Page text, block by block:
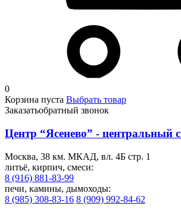
0
Корзина пуста Выбрать товар
Заказатьобратный звонок
Центр “Ясенево” - центральный
Москва, 38 км. МКАД, вл. 4Б стр. 1
литьё, кирпич, смеси:
8 (916) 881-83-99
печи, камины, дымоходы:
8 (985) 308-83-16 8 (909) 992-84-62